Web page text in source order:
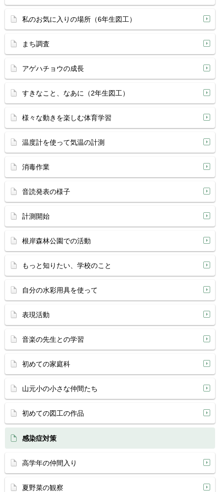
私のお気に入りの場所（6年生図工）
まち調査
アゲハチョウの成長
すきなこと、なあに（2年生図工）
様々な動きを楽しむ体育学習
温度計を使って気温の計測
消毒作業
音読発表の様子
計測開始
根岸森林公園での活動
もっと知りたい、学校のこと
自分の水彩用具を使って
表現活動
音楽の先生との学習
初めての家庭科
山元小の小さな仲間たち
初めての図工の作品
感染症対策
高学年の仲間入り
夏野菜の観察